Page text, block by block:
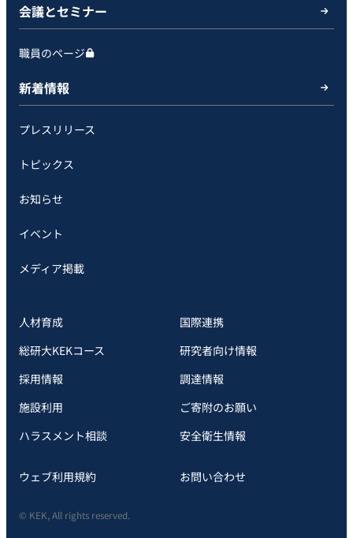
会議とセミナー
職員のページ
新着情報
プレスリリース
トピックス
お知らせ
イベント
メディア掲載
人材育成
国際連携
総研大KEKコース
研究者向け情報
採用情報
調達情報
施設利用
ご寄附のお願い
ハラスメント相談
安全衛⽣情報
ウェブ利用規約 お問い合わせ
© KEK, All rights reserved.